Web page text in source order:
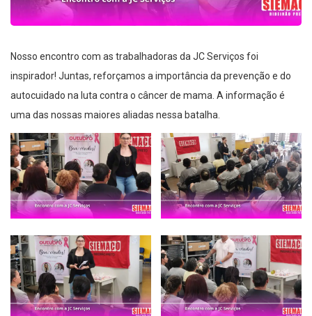
Nosso encontro com as trabalhadoras da JC Serviços foi
inspirador! Juntas, reforçamos a importância da prevenção e do
autocuidado na luta contra o câncer de mama. A informação é
uma das nossas maiores aliadas nessa batalha.